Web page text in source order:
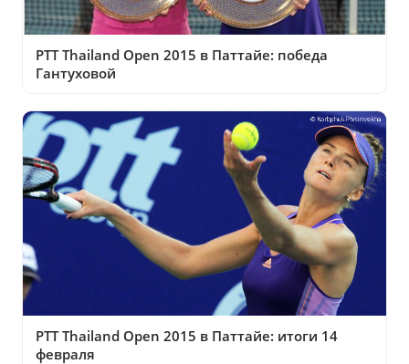
PTT Thailand Open 2015 в Паттайе: победа
Гантуховой
PTT Thailand Open 2015 в Паттайе: итоги 14
февраля